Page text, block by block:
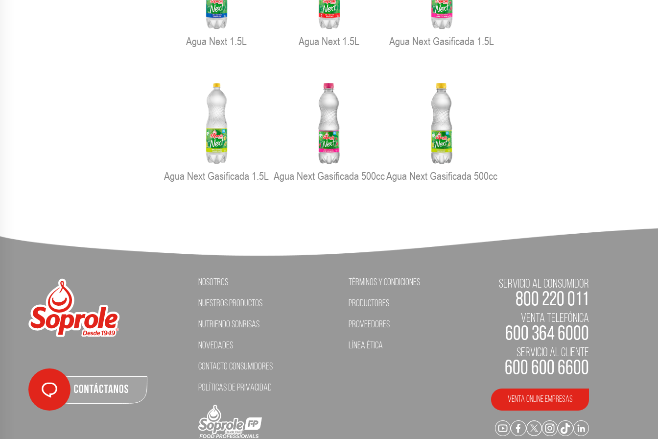
Agua Next 1.5L Agua Next 1.5L Agua Next Gasificada 1.5L
Agua Next Gasificada 1.5L Agua Next Gasificada 500ccAgua Next Gasificada 500cc
Nosotros
Nuestros Productos
Nutriendo Sonrisas
Novedades
Contacto Consumidores
Políticas de Privacidad
Términos y condiciones
Productores
Proveedores
Línea ética
servicio al consumidor
800 220 011
Venta telefónica
600 364 6000
servicio al cliente
600 600 6600
Venta Online empresas